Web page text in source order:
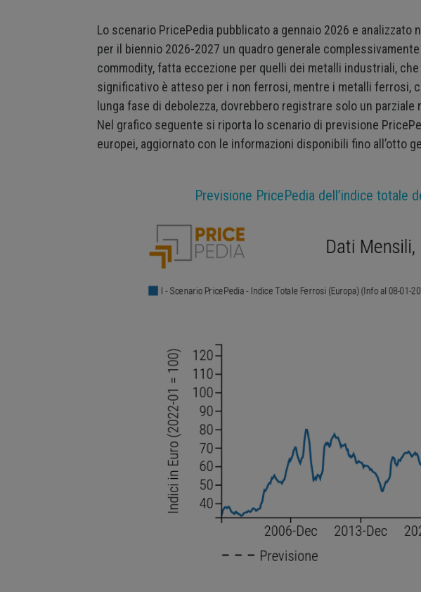
Lo scenario PricePedia pubblicato a gennaio 2026 e analizzato
per il biennio 2026-2027 un quadro generale
commodity, fatta eccezione per quelli dei metalli industriali,
significativo è atteso per i non ferrosi, mentre i metalli ferrosi,
lunga fase di debolezza, dovrebbero registrare solo un parziale
Nel grafico seguente si riporta lo scenario di previsione
europei, aggiornato con le informazioni disponibili fino all’otto
Previsione PricePedia dell’indice totale